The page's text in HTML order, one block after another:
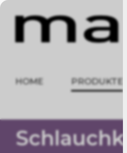
HOME PRODUKTE